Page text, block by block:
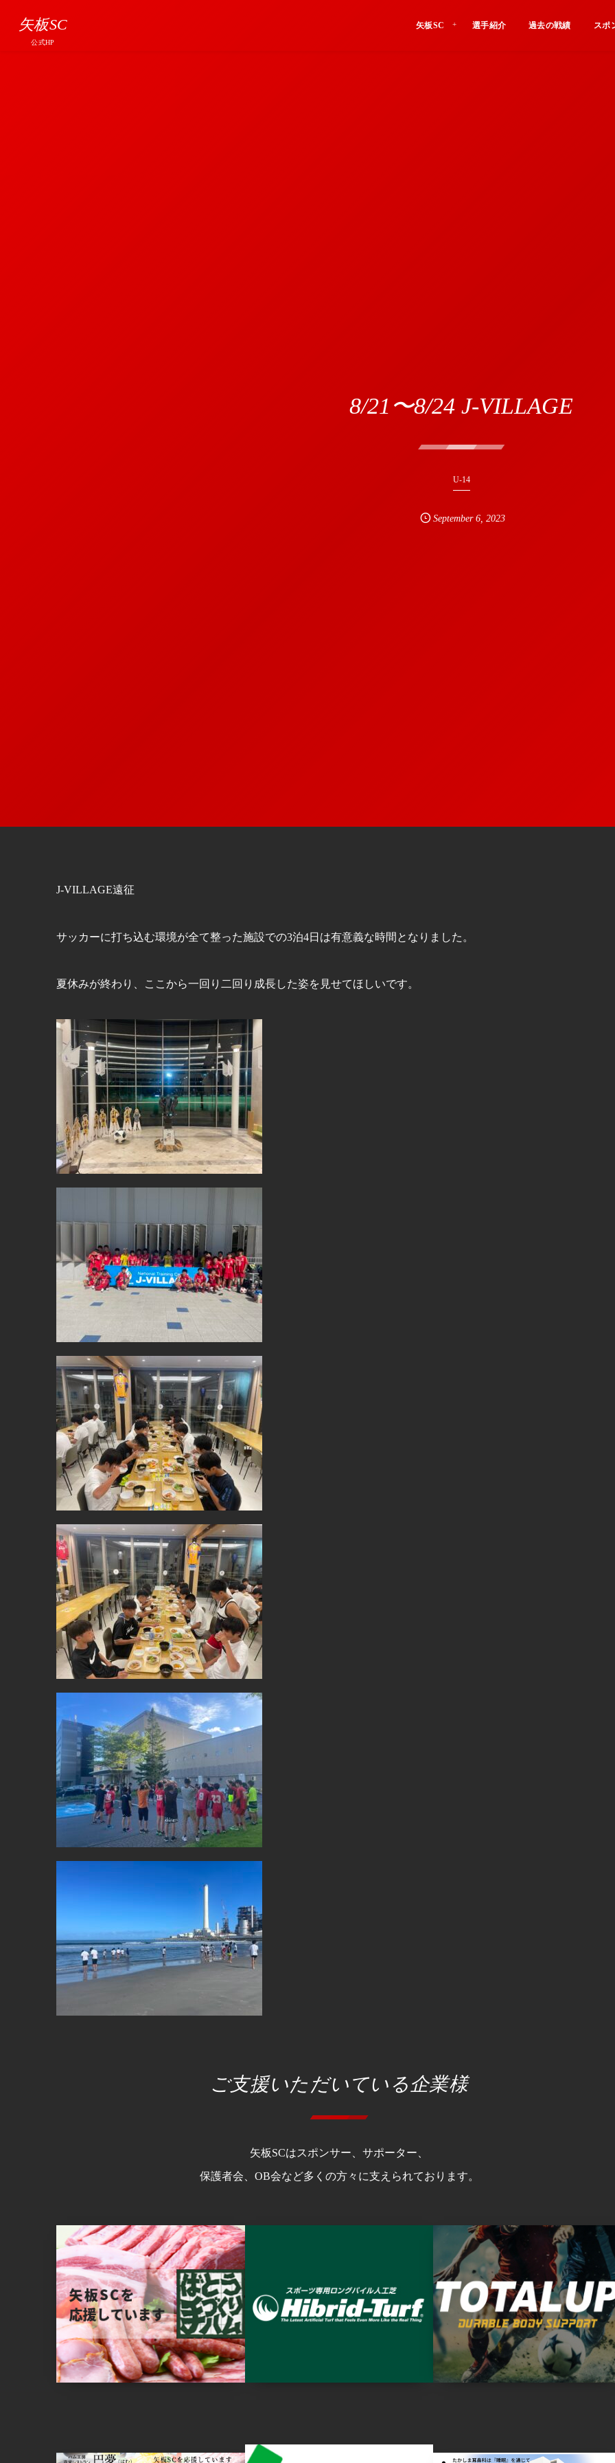
矢板SC
公式HP
矢板SC 選手紹介 過去の戦績 スポ
8/21〜8/24 J-VILLAGE
U-14
September 6,2023
J-VILLAGE遠征
サッカーに打ち込む環境が全て整った施設での3泊4日は有意義な時間となりました。
夏休みが終わり、ここから一回り二回り成長した姿を見せてほしいです。
ご支援いただいている企業様
矢板SCはスポンサー、サポーター、
保護者会、OB会など多くの方々に支えられております。